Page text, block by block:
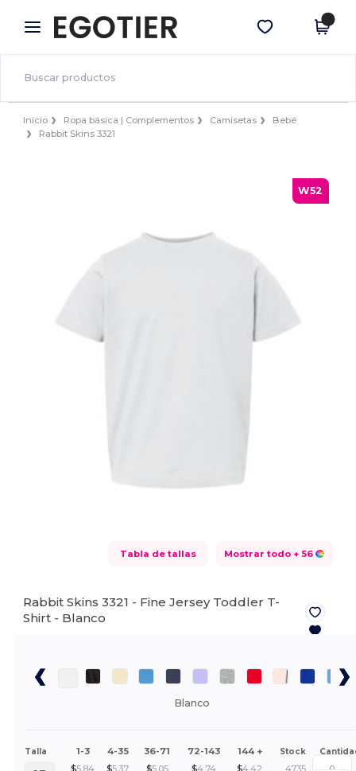
× App de Egotier
¡Mejores precios en app!
Descargar app
Inicio Ropa básica | Complementos Camisetas
Bebé
Rabbit Skins 3321
W52
Tabla de tallas Mostrar todo + 56
Rabbit Skins 3321 - Fine Jersey Toddler T-
Shirt - Blanco
Blanco
Talla 1-3 4-35 36-71 72-143 144 + Stock
$5.84 $5.37 $5.05 $4.74 $4.42
4735